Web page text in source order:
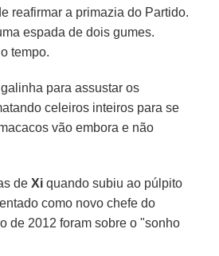
reafirmar a primazia do Partido.
espada de dois gumes.
tempo.
para assustar os
celeiros inteiros para se
vão embora e não
deXi quando subiu ao púlpito
como novo chefe do
de 2012 foram sobre o "sonho